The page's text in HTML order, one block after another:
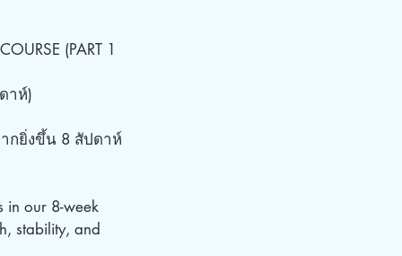
(PART 1
าห์)
ากยิ่งขึ้น 8 สัปดาห์
in our 8-week
stability, and